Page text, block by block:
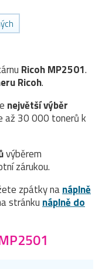
Ricoh MP2501.
Ricoh.
největší výběr
až 30 000 tonerů k
výběrem
zárukou.
zpátky nanáplně
stránku náplně do